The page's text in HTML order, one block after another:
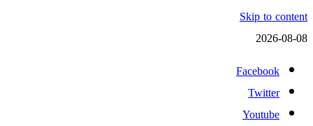
Skip to content
2026-08-08
Facebook
Twitter
Youtube